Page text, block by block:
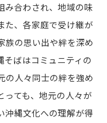
み合わされ、地域の味
た、各家庭で受け継が
族の思い出や絆を深め
そばはコミュニティの
の人々同士の絆を強め
っても、地元の人々が
沖縄文化への理解が得